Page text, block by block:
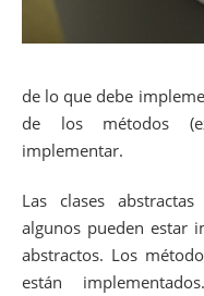
de lo que debe
de los métodos
implementar.
Las clases
algunos pueden estar
abstractos. Los
están